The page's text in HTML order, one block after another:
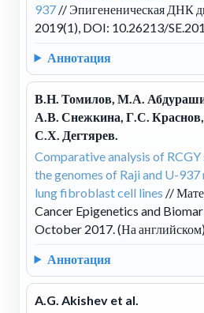
937 // Эпигененическая ДНК
2019(1), DOI: 10.26213/
Аннотация
В.Н. Томилов, М.А.
А.В. Снежкина, Г.С.
С.Х. Дегтярев.
Comparative analysis of
the genomes of Raji and U-
lung fibroblast cell lines //
Cancer Epigenetics and
October 2017. (На
Аннотация
A.G. Akishev et al.